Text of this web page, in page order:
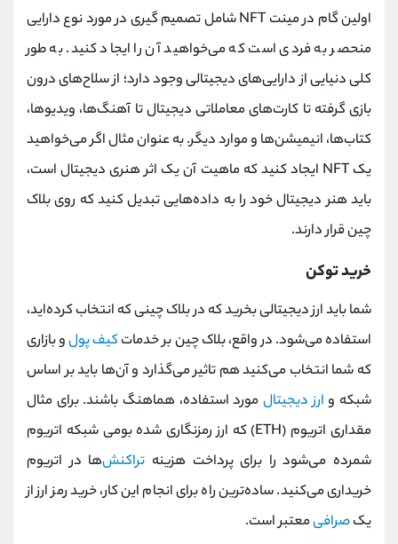
اولین گام در مینت NFT شامل تصمیم‌ گیری در مورد نوع دارایی
منحصر به فردی است که می‌خواهید آن را ایجاد کنید. به طور
کلی دنیایی از دارایی‌های دیجیتالی وجود دارد؛ از سلاح‌های درون
بازی گرفته تا کارت‌های معاملاتی دیجیتال تا آهنگ‌ها، ویدیوها،
کتاب‌ها، انیمیشن‌ها و موارد دیگر. به عنوان مثال اگر می‌خواهید
یک NFT ایجاد کنید که ماهیت آن یک اثر هنری دیجیتال است،
باید هنر دیجیتال خود را به داده‌هایی تبدیل کنید که روی بلاک
چین قرار دارند.
خرید توکن
شما باید ارز دیجیتالی بخرید که در بلاک چینی که انتخاب کرده‌اید،
استفاده می‌شود. در واقع، بلاک چین بر خدماتکیف پولو بازاری
که شما انتخاب می‌کنید هم تاثیر می‌گذارد و آن‌ها باید بر اساس
شبکه و ارز دیجیتال مورد استفاده، هماهنگ باشند. برای مثال
مقداری اتریوم (ETH) که ارز رمزنگاری شده بومی شبکه اتریوم
شمرده می‌شود را برای پرداخت هزینه تراکنش‌ها در اتریوم
خریداری می‌کنید. ساده‌ترین راه برای انجام این کار، خرید رمز ارز از
یکصرافیمعتبر است.